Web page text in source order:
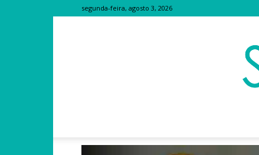
segunda-feira, agosto 3, 2026